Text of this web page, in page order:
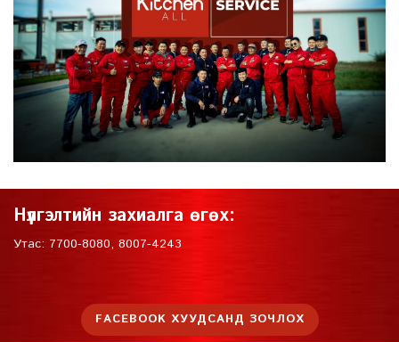
Нүүлгэлтийн захиалга өгөх:
Утас: 7700-8080, 8007-4243
FACEBOOK ХУУДСАНД ЗОЧЛОХ